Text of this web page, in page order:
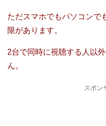
ただスマホでもパソコンで
限があります。
2台で同時に視聴する人以
ん。
スポン